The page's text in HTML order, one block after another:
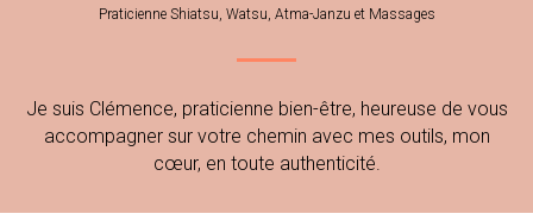
Praticienne Shiatsu, Watsu, Atma-Janzu et Massages
Je suis Clémence, praticienne bien-être, heureuse de vous
accompagner sur votre chemin avec mes outils, mon
cœur, en toute authenticité.